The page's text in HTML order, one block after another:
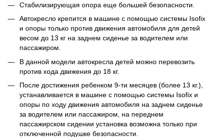
Стабилизирующая опора еще большей безопасности.
Автокресло крепится в машине с помощью системы Isofix
и опоры только против движения автомобиля для детей
весом до 13 кг на заднем сиденье за водителем или
пассажиром.
В данной модели автокресла детей можно перевозить
против хода движения до 18 кг.
После достижения ребенком 9-ти месяцев (более 13 кг.),
устанавливается в машине с помощью системы Isofix и
опоры по ходу движения автомобиля на заднем сиденье
за водителем или пассажиром, на переднем
пассажирском сидении установка возможна только при
отключенной подушке безопасности.